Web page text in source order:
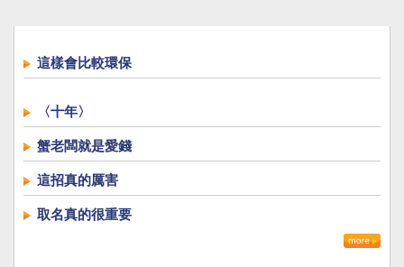
這樣會比較環保
〈十年〉
蟹老闆就是愛錢
這招真的厲害
取名真的很重要